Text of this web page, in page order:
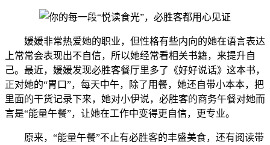
媛媛非常热爱她的职业，但性格有些内向的她在语言表达
上常常会表现出不自信，所以她经常看相关书籍，来提升自
己。最近，媛媛发现必胜客餐厅里多了《好好说话》这本书，
正对她的“胃口”，每天中午，除了用餐，她还自带小本本，把
里面的干货记录下来，她对小伊说，必胜客的商务午餐对她而
言是“能量午餐”，让她在工作中变得更自信，更专业。
原来，“能量午餐”不止有必胜客的丰盛美食，还有阅读带